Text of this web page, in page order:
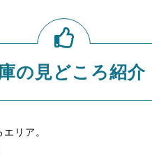
の見どころ紹介
リア。